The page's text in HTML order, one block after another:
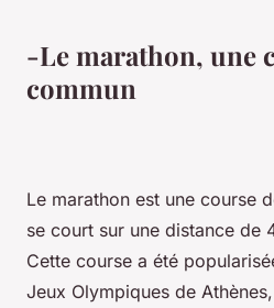
-Le marathon, une
commun
Le marathon est une course
se court sur une distance de
Cette course a été
Jeux Olympiques de